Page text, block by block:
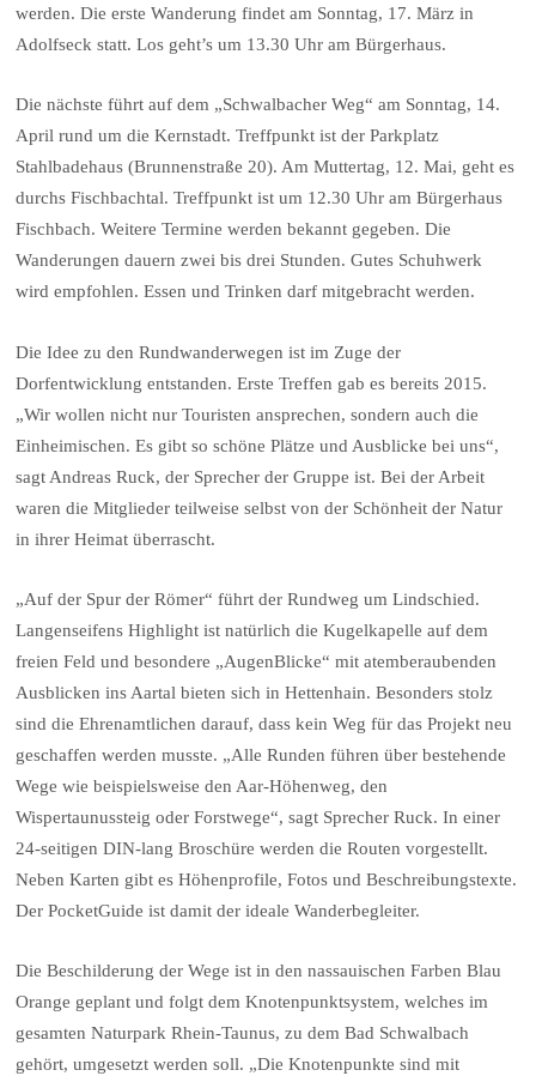
werden. Die erste Wanderung findet am Sonntag, 17. März in
Adolfseck statt. Los geht’s um 13.30 Uhr am Bürgerhaus.
Die nächste führt auf dem „Schwalbacher Weg“ am Sonntag, 14.
April rund um die Kernstadt. Treffpunkt ist der Parkplatz
Stahlbadehaus (Brunnenstraße 20). Am Muttertag, 12. Mai, geht es
durchs Fischbachtal. Treffpunkt ist um 12.30 Uhr am Bürgerhaus
Fischbach. Weitere Termine werden bekannt gegeben. Die
Wanderungen dauern zwei bis drei Stunden. Gutes Schuhwerk
wird empfohlen. Essen und Trinken darf mitgebracht werden.
Die Idee zu den Rundwanderwegen ist im Zuge der
Dorfentwicklung entstanden. Erste Treffen gab es bereits 2015.
„Wir wollen nicht nur Touristen ansprechen, sondern auch die
Einheimischen. Es gibt so schöne Plätze und Ausblicke bei uns“,
sagt Andreas Ruck, der Sprecher der Gruppe ist. Bei der Arbeit
waren die Mitglieder teilweise selbst von der Schönheit der Natur
in ihrer Heimat überrascht.
„Auf der Spur der Römer“ führt der Rundweg um Lindschied.
Langenseifens Highlight ist natürlich die Kugelkapelle auf dem
freien Feld und besondere „AugenBlicke“ mit atemberaubenden
Ausblicken ins Aartal bieten sich in Hettenhain. Besonders stolz
sind die Ehrenamtlichen darauf, dass kein Weg für das Projekt neu
geschaffen werden musste. „Alle Runden führen über bestehende
Wege wie beispielsweise den Aar-Höhenweg, den
Wispertaunussteig oder Forstwege“, sagt Sprecher Ruck. In einer
24-seitigen DIN-lang Broschüre werden die Routen vorgestellt.
Neben Karten gibt es Höhenprofile, Fotos und Beschreibungstexte.
Der PocketGuide ist damit der ideale Wanderbegleiter.
Die Beschilderung der Wege ist in den nassauischen Farben Blau
Orange geplant und folgt dem Knotenpunktsystem, welches im
gesamten Naturpark Rhein-Taunus, zu dem Bad Schwalbach
gehört, umgesetzt werden soll. „Die Knotenpunkte sind mit